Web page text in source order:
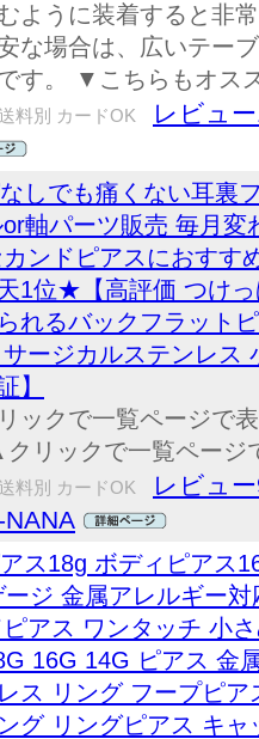
ように装着すると非
な場合は、広いテー
す。 ▼こちらもオス
料別 カードOK
レビュ
しでも痛くない耳裏
軸パーツ販売 毎月
カンドピアスにおす
1位★【高評価 つけっ
れるバックフラット
ージカルステンレス
】
クで一覧ペ
クで一覧ペー
料別 カードOK
レビュ
NANA
ス18g ボディピアス
ジ 金属アレルギー
アス ワンタッチ 小
16G 14G ピアス 金
ス リング フープピ
グ リングピアス キ